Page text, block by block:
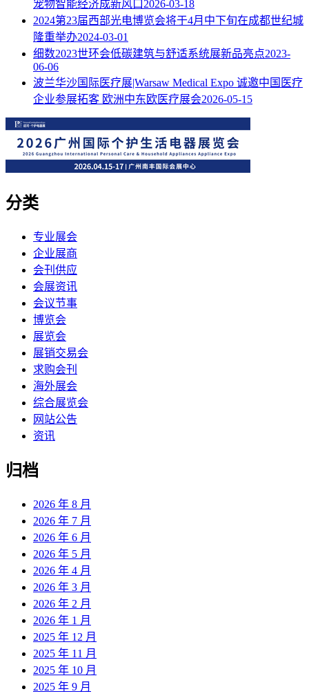
宠物智能经济成新风口 2026-03-18
2024第23届西部光电博览会将于4月中下旬在成都世纪城
隆重举办2024-03-01
细数2023世环会低碳建筑与舒适系统展新品亮点2023-
06-06
波兰华沙国际医疗展|Warsaw Medical Expo 诚邀中国医疗
企业参展拓客 欧洲中东欧医疗展会2026-05-15
分类
专业展会
企业展商
会刊供应
会展资讯
会议节事
博览会
展览会
展销交易会
求购会刊
海外展会
综合展览会
网站公告
资讯
归档
2026 年 8 月
2026 年 7 月
2026 年 6 月
2026 年 5 月
2026 年 4 月
2026 年 3 月
2026 年 2 月
2026 年 1 月
2025 年 12 月
2025 年 11 月
2025 年 10 月
2025 年 9 月